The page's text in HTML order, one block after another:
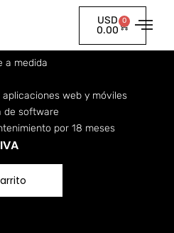
USD
0.00
0
a medida
aplicaciones web y móviles
de software
por 18 meses